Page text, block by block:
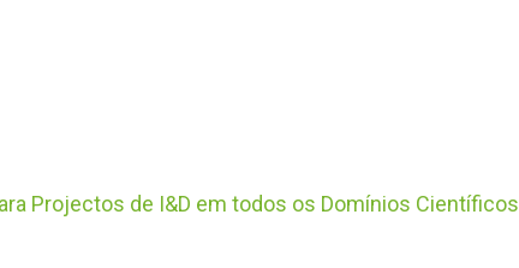
Projectos de I&D em todos os Domínios Científicos